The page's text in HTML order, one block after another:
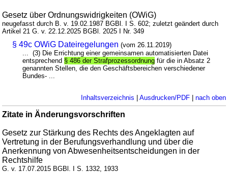
Gesetz über Ordnungswidrigkeiten (OWiG)
neugefasst durch B. v. 19.02.1987 BGBl. I S. 602; zuletzt geändert durch
Artikel 21 G. v. 22.12.2025 BGBl. 2025 I Nr. 349
§ 49c OWiG Dateiregelungen (vom 26.11.2019)
... (3) Die Errichtung einer gemeinsamen automatisierten Datei
entsprechend § 486 der Strafprozessordnung für die in Absatz 2
genannten Stellen, die den Geschäftsbereichen verschiedener
Bundes- ...
Inhaltsverzeichnis | Ausdrucken/PDF| nach oben
Zitate in Änderungsvorschriften
Gesetz zur Stärkung des Rechts des Angeklagten auf
Vertretung in der Berufungsverhandlung und über die
Anerkennung von Abwesenheitsentscheidungen in der
Rechtshilfe
G. v. 17.07.2015 BGBl. I S. 1332, 1933